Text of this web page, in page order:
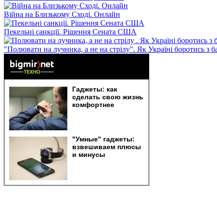
Війна на Близькому Сході. Онлайн
Пекельні санкції. Рішення Сената США
"Полювати на лучника, а не на стрілу". Як Україні боротись з